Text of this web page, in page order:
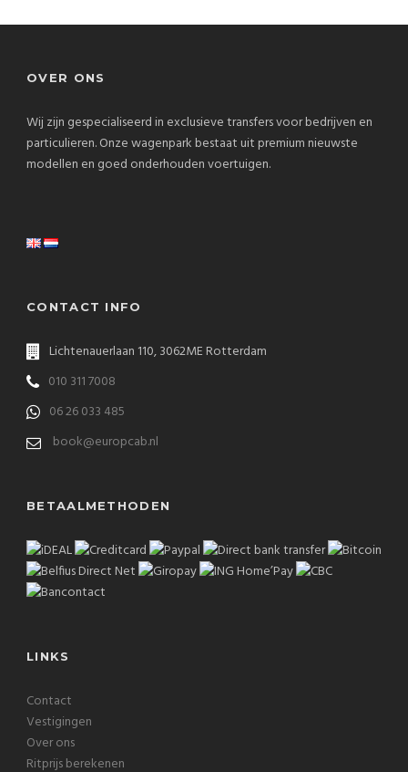
OVER ONS
Wij zijn gespecialiseerd in exclusieve transfers voor bedrijven en
particulieren. Onze wagenpark bestaat uit premium nieuwste
modellen en goed onderhouden voertuigen.
CONTACT INFO
Lichtenauerlaan 110, 3062ME Rotterdam
010 311 7008
06 26 033 485
book@europcab.nl
BETAALMETHODEN
LINKS
Contact
Vestigingen
Over ons
Ritprijs berekenen